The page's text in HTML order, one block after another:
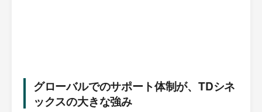
グローバルでのサポート体制が、TDシネ
ックスの大きな強み